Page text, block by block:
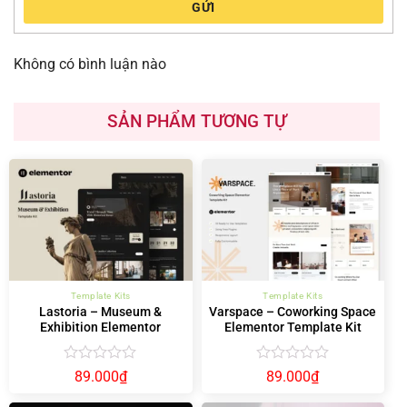
GỬI
Không có bình luận nào
SẢN PHẨM TƯƠNG TỰ
Template Kits
Lastoria – Museum &
Exhibition Elementor
Template Kit
Được
hạng
89.000₫
Template Kits
Varspace – Coworking Space
Elementor Template Kit
Được
hạng
89.000₫